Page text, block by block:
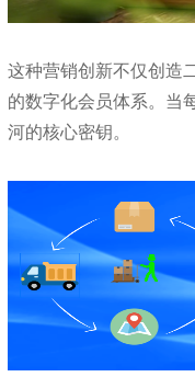
这种营销创新不仅创造
的数字化会员体系。当
河的核心密钥。